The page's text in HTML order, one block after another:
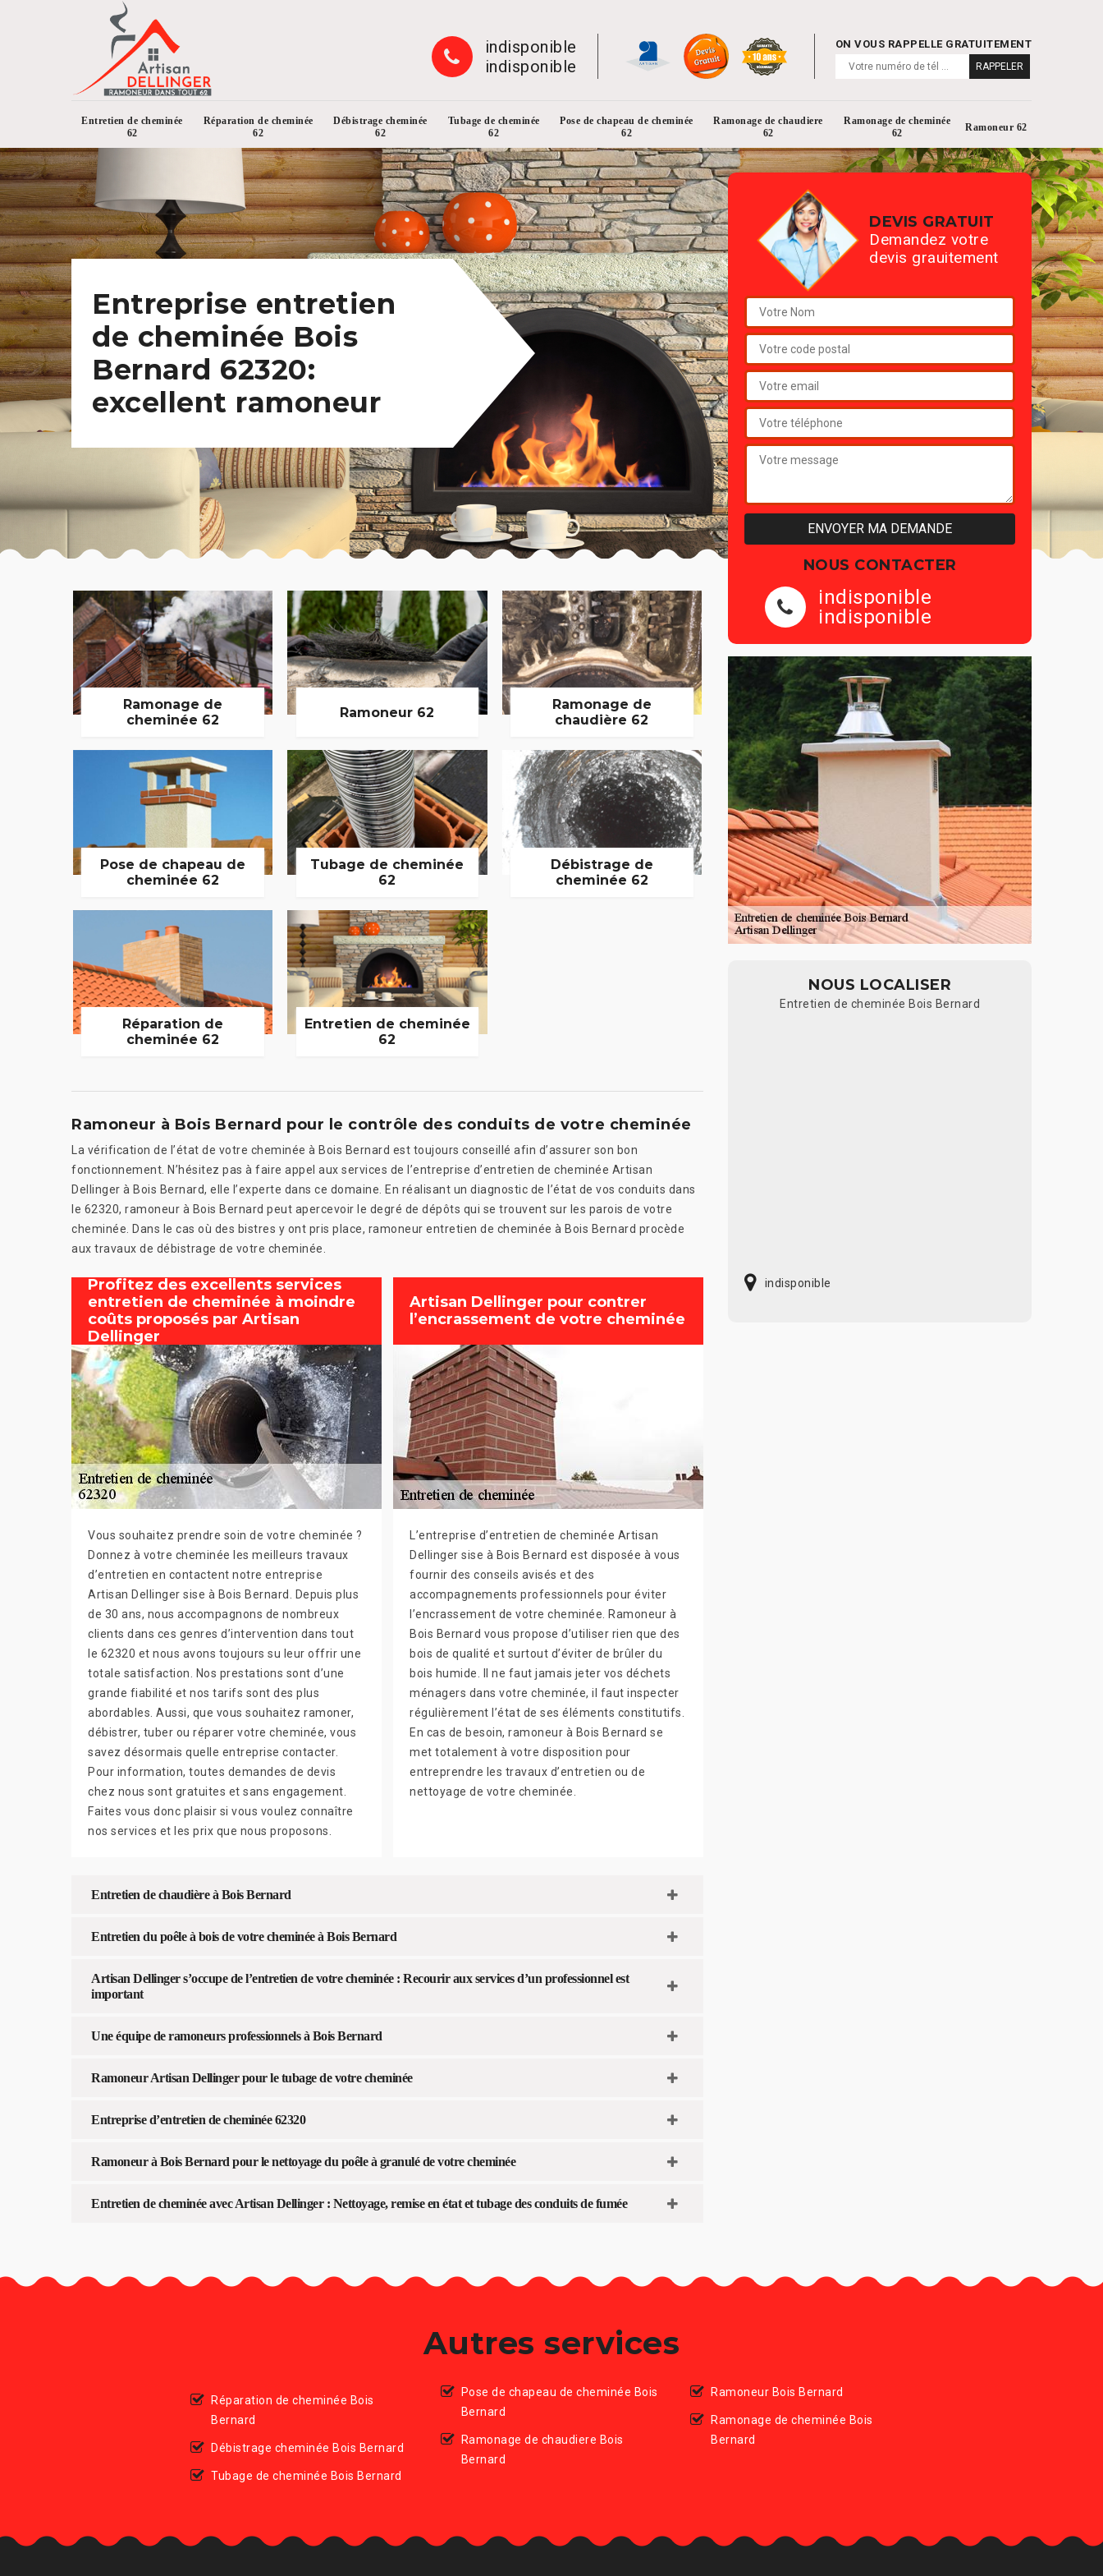
indisponible
indisponible
ON VOUS RAPPELLE GRATUITEMENT
Entretien de cheminée
62
Réparation de cheminée
62
Débistrage cheminée
62
Tubage de cheminée
62
Pose de chapeau de cheminée
62
Ramonage de chaudiere
62
Ramonage de cheminée
62
Ramoneur 62
Entreprise entretien
de cheminée Bois
Bernard 62320:
excellent ramoneur
Ramonage de
cheminée 62
Ramoneur 62
Ramonage de
chaudière 62
Pose de chapeau de
cheminée 62
Tubage de cheminée
62
Débistrage de
cheminée 62
Réparation de
cheminée 62
Entretien de cheminée
62
Ramoneur à Bois Bernard pour le contrôle des conduits de votre cheminée
La vérification de l’état de votre cheminée à Bois Bernard est toujours conseillé afin d’assurer son bon
fonctionnement. N’hésitez pas à faire appel aux services de l’entreprise d’entretien de cheminée Artisan
Dellinger à Bois Bernard, elle l’experte dans ce domaine. En réalisant un diagnostic de l’état de vos conduits dans
le 62320, ramoneur à Bois Bernard peut apercevoir le degré de dépôts qui se trouvent sur les parois de votre
cheminée. Dans le cas où des bistres y ont pris place, ramoneur entretien de cheminée à Bois Bernard procède
aux travaux de débistrage de votre cheminée.
Profitez des excellents services
entretien de cheminée à moindre
coûts proposés par Artisan
Dellinger
Vous souhaitez prendre soin de votre cheminée ?
Donnez à votre cheminée les meilleurs travaux
d’entretien en contactent notre entreprise
Artisan Dellinger sise à Bois Bernard. Depuis plus
de 30 ans, nous accompagnons de nombreux
clients dans ces genres d’intervention dans tout
le 62320 et nous avons toujours su leur offrir une
totale satisfaction. Nos prestations sont d’une
grande fiabilité et nos tarifs sont des plus
abordables. Aussi, que vous souhaitez ramoner,
débistrer, tuber ou réparer votre cheminée, vous
savez désormais quelle entreprise contacter.
Pour information, toutes demandes de devis
chez nous sont gratuites et sans engagement.
Faites vous donc plaisir si vous voulez connaître
nos services et les prix que nous proposons.
Artisan Dellinger pour contrer
l’encrassement de votre cheminée
L’entreprise d’entretien de cheminée Artisan
Dellinger sise à Bois Bernard est disposée à vous
fournir des conseils avisés et des
accompagnements professionnels pour éviter
l’encrassement de votre cheminée. Ramoneur à
Bois Bernard vous propose d’utiliser rien que des
bois de qualité et surtout d’éviter de brûler du
bois humide. Il ne faut jamais jeter vos déchets
ménagers dans votre cheminée, il faut inspecter
régulièrement l’état de ses éléments constitutifs.
En cas de besoin, ramoneur à Bois Bernard se
met totalement à votre disposition pour
entreprendre les travaux d’entretien ou de
nettoyage de votre cheminée.
Entretien de chaudière à Bois Bernard
Entretien du poêle à bois de votre cheminée à Bois Bernard
Artisan Dellinger s’occupe de l’entretien de votre cheminée : Recourir aux services d’un professionnel est
important
Une équipe de ramoneurs professionnels à Bois Bernard
Ramoneur Artisan Dellinger pour le tubage de votre cheminée
Entreprise d’entretien de cheminée 62320
Ramoneur à Bois Bernard pour le nettoyage du poêle à granulé de votre cheminée
Entretien de cheminée avec Artisan Dellinger : Nettoyage, remise en état et tubage des conduits de fumée
DEVIS GRATUIT
Demandez votre
devis grauitement
NOUS CONTACTER
indisponible
indisponible
NOUS LOCALISER
Entretien de cheminée Bois Bernard
indisponible
Autres services
Réparation de cheminée Bois
Bernard
Débistrage cheminée Bois Bernard
Tubage de cheminée Bois Bernard
Pose de chapeau de cheminée Bois
Bernard
Ramonage de chaudiere Bois
Bernard
Ramoneur Bois Bernard
Ramonage de cheminée Bois
Bernard